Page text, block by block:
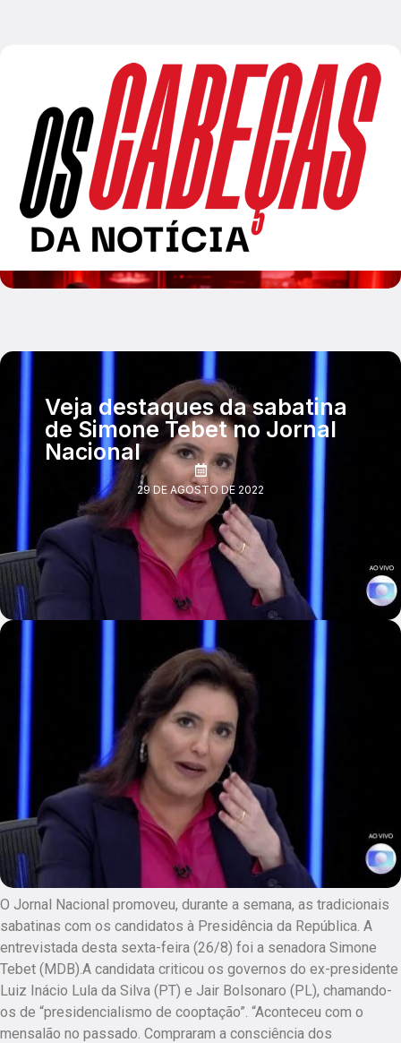
Veja destaques da sabatina
de Simone Tebet no Jornal
Nacional
29 DE AGOSTO DE 2022
O Jornal Nacional promoveu, durante a semana, as tradicionais
sabatinas com os candidatos à Presidência da República. A
entrevistada desta sexta-feira (26/8) foi a senadora Simone
Tebet (MDB).A candidata criticou os governos do ex-presidente
Luiz Inácio Lula da Silva (PT) e Jair Bolsonaro (PL), chamando-
os de “presidencialismo de cooptação”. “Aconteceu com o
mensalão no passado. Compraram a consciência dos